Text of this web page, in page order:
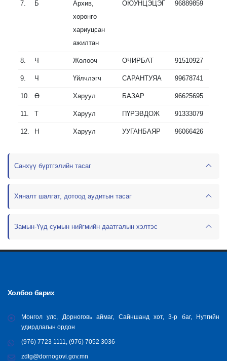
7. Б
Архив,
хөрөнгө
хариуцсан
ажилтан
ОЮУНЦЭЦЭГ 96889859
8. Ч Жолооч ОЧИРБАТ 91510927
9. Ч Үйлчлэгч САРАНТУЯА 99678741
10. Ө Харуул БАЗАР 96625695
11. Т Харуул ПҮРЭВДОЖ 91333079
12. Н Харуул УУГАНБАЯР 96066426
Санхүү бүртгэлийн тасаг
Хяналт шалгат, дотоод аудитын тасаг
Замын-Үүд сумын нийгмийн даатгалын хэлтэс
Холбоо барих
Монгол улс, Дорноговь аймаг, Сайншанд хот, 3-р баг, Нутгийн
удирдлагын ордон
(976) 7723 1111, (976) 7052 3036
zdtg@dornogovi.gov.mn